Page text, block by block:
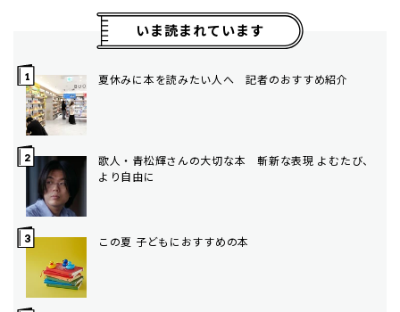
いま読まれています
夏休みに本を読みたい人へ 記者のおすすめ紹介
歌人・青松輝さんの大切な本 斬新な表現 よむたび、
より自由に
この夏 子どもにおすすめの本